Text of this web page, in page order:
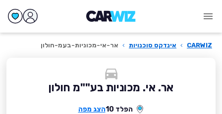
CARWIZ
› אינדקס סוכנויות › אר-אי-מכוניות-בעמ-חולון
אר. אי. מכוניות בע""מ חולון
הפלד 10 הצג מפה